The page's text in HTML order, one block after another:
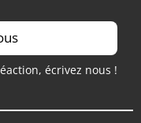
écrivez nous !